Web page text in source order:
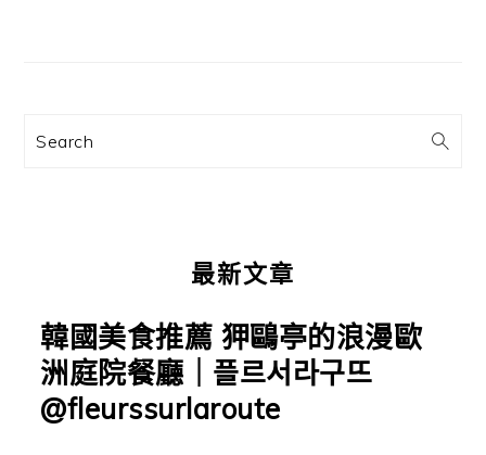
訊
Search
最新文章
韓國美食推薦 狎鷗亭的浪漫歐
洲庭院餐廳｜플르서라구뜨
@fleurssurlaroute